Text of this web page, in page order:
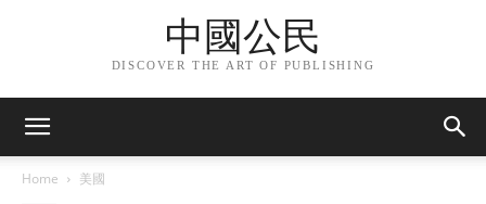
中國公民
DISCOVER THE ART OF PUBLISHING
Home 美國